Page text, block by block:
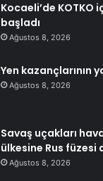
Kocaeli’de KOTKO
başladı
Ağustos 8, 2026
Yen kazançlarının
Ağustos 8, 2026
Savaş uçakları
ülkesine Rus füzesi
Ağustos 8, 2026